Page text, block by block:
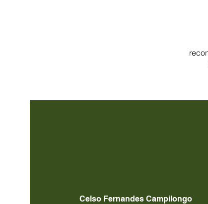
Celso Fernandes Campilongo